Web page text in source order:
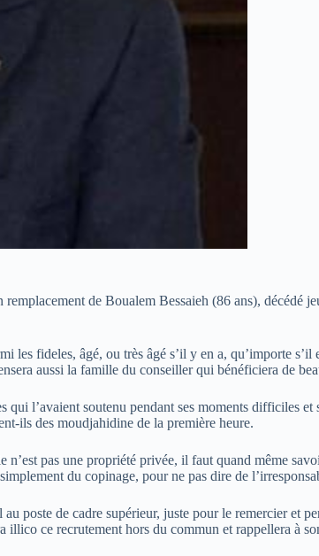
de Boualem Bessaieh (86 ans), décédé
fideles, âgé, ou très âgé s’il y en a, qu’importe s’il
aussi la famille du conseiller qui bénéficiera de
l’avaient soutenu pendant ses moments difficiles et
ils des moudjahidine de la première heure.
pas une propriété privée, il faut quand même
du copinage, pour ne pas dire de
poste de cadre supérieur, juste pour le remercier et
ce recrutement hors du commun et rappellera à